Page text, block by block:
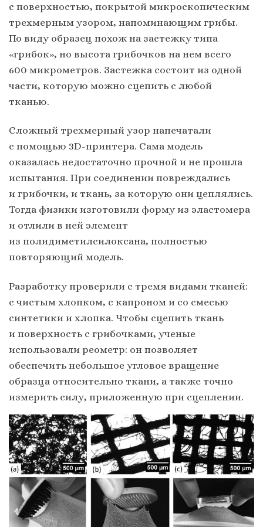
с поверхностью, покрытой микроскопическим
трехмерным узором, напоминающим грибы.
По виду образец похож на застежку типа
«грибок», но высота грибочков на нем всего
600 микрометров. Застежка состоит из одной
части, которую можно сцепить с любой
тканью.
Сложный трехмерный узор напечатали
с помощью 3D-принтера. Сама модель
оказалась недостаточно прочной и не прошла
испытания. При соединении повреждались
и грибочки, и ткань, за которую они цеплялись.
Тогда физики изготовили форму из эластомера
и отлили в ней элемент
из полидиметилсилоксана, полностью
повторяющий модель.
Разработку проверили с тремя видами тканей:
с чистым хлопком, с капроном и со смесью
синтетики и хлопка. Чтобы сцепить ткань
и поверхность с грибочками, ученые
использовали реометр: он позволяет
обеспечить небольшое угловое вращение
образца относительно ткани, а также точно
измерить силу, приложенную при сцеплении.